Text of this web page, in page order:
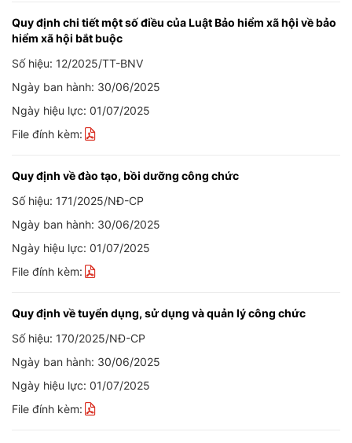
Quy định chi tiết một số điều của Luật Bảo hiểm xã hội về bảo
hiểm xã hội bắt buộc
Số hiệu: 12/2025/TT-BNV
Ngày ban hành: 30/06/2025
Ngày hiệu lực: 01/07/2025
File đính kèm:
Quy định về đào tạo, bồi dưỡng công chức
Số hiệu: 171/2025/NĐ-CP
Ngày ban hành: 30/06/2025
Ngày hiệu lực: 01/07/2025
File đính kèm:
Quy định về tuyển dụng, sử dụng và quản lý công chức
Số hiệu: 170/2025/NĐ-CP
Ngày ban hành: 30/06/2025
Ngày hiệu lực: 01/07/2025
File đính kèm: